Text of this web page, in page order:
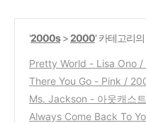
'2000s>2000' 카테고리
Pretty World - Lisa Ono
There You Go - Pink /
Ms. Jackson - 아웃캐스
(0)
Always Come Back To